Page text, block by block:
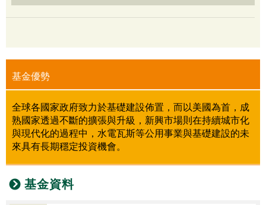
基金優勢
全球各國家政府致力於基礎建設佈置，而以美國為首，成
熟國家透過不斷的擴張與升級，新興市場則在持續城市化
與現代化的過程中，水電瓦斯等公用事業與基礎建設的未
來具有長期穩定投資機會。
基金資料